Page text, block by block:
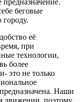
беговые
её
при
технологии,
более
это не только
Наши
движении, поэтому